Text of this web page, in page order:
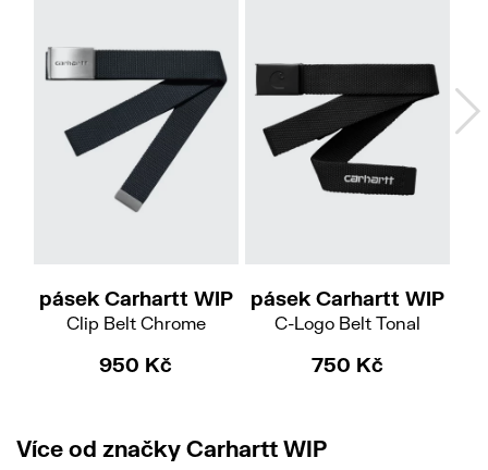
pásek Carhartt WIP
Clip Belt Chrome
950 Kč
pásek Carhartt WIP
C-Logo Belt Tonal
750 Kč
Více od značky Carhartt WIP